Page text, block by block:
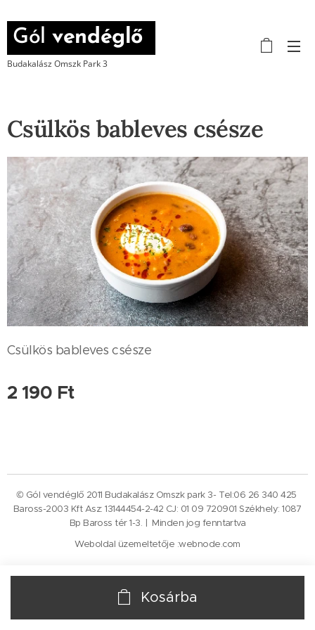
Gólvendéglő
Budakalász Omszk Park 3
Csülkös bableves csésze
Csülkös bableves csésze
2 190 Ft
Kosárba
© Gól vendéglő 2011 Budakalász Omszk park 3- Tel:06 26 340 425
Baross-2003 Kft Asz: 13144454-2-42 CJ: 01 09 720901 Székhely: 1087
Bp Baross tér 1-3. | Minden jog fenntartva
Weboldal üzemeltetője :webnode.com